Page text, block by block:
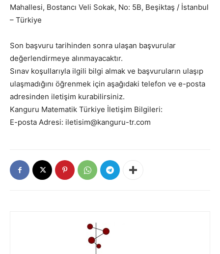
Mahallesi, Bostancı Veli Sokak, No: 5B, Beşiktaş / İstanbul
– Türkiye
Son başvuru tarihinden sonra ulaşan başvurular
değerlendirmeye alınmayacaktır.
Sınav koşullarıyla ilgili bilgi almak ve başvuruların ulaşıp
ulaşmadığını öğrenmek için aşağıdaki telefon ve e-posta
adresinden iletişim kurabilirsiniz.
Kanguru Matematik Türkiye İletişim Bilgileri:
E-posta Adresi: iletisim@kanguru-tr.com